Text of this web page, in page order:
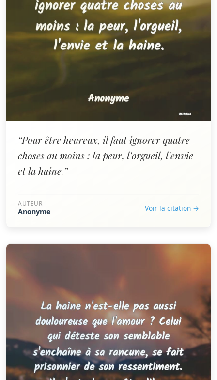
“Pour être heureux, il faut ignorer quatre
choses au moins : la peur, l'orgueil, l'envie
et la haine.”
AUTEUR
Anonyme Voir la citation →